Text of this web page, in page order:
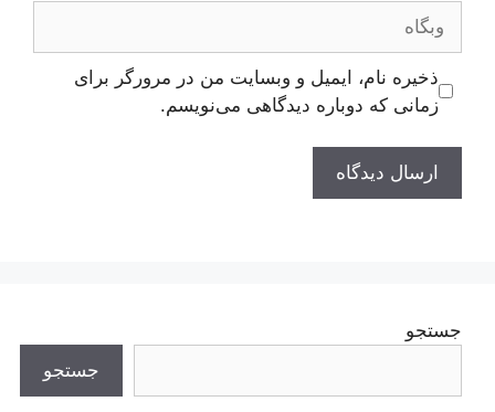
وبگاه
ذخیره نام، ایمیل و وبسایت من در مرورگر برای
زمانی که دوباره دیدگاهی می‌نویسم.
جستجو
جستجو